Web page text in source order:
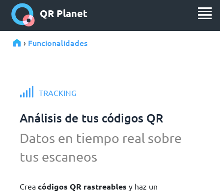
QR Planet
› Funcionalidades
TRACKING
Análisis de tus códigos QR
Datos en tiempo real sobre
tus escaneos
Crea códigos QR rastreables y haz un